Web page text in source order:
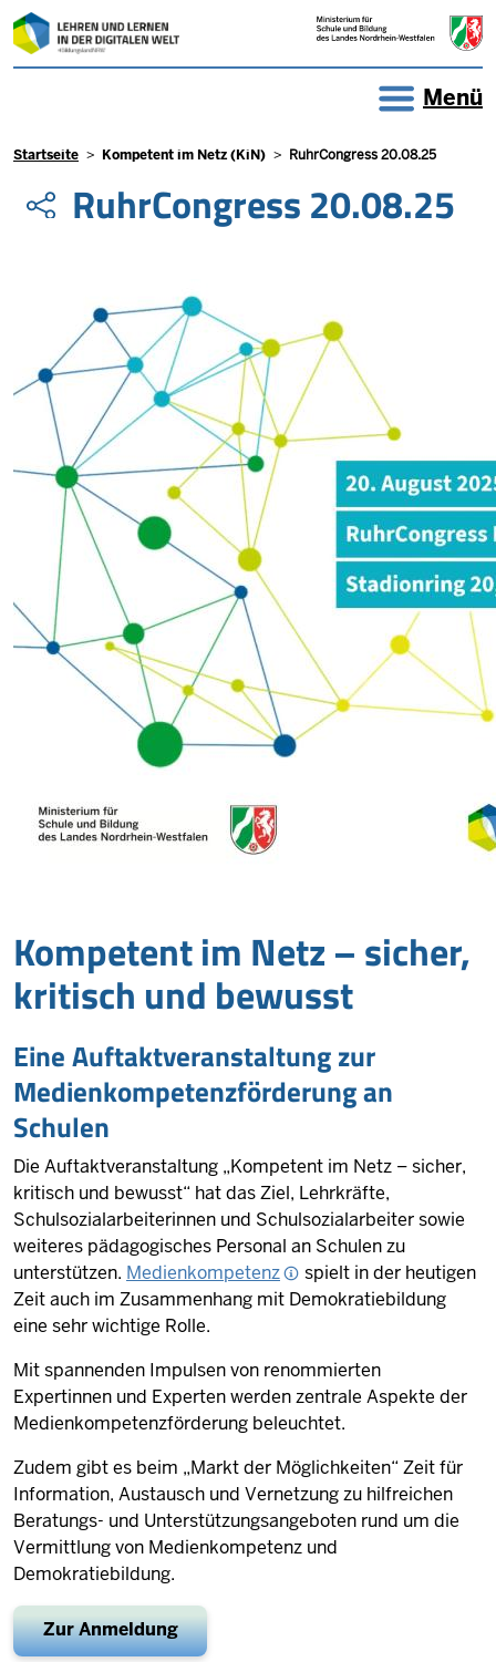
Direkt zum Inhalt
Menü
Pfadnavigation
Startseite Kompetent im Netz (KiN) RuhrCongress 20.08.25
RuhrCongress 20.08.25
Kom­petent im Netz – sicher,
kritisch und bewusst
Eine Auftaktveranstaltung zur
Medienkompetenzförderung an
Schulen
Die Auftaktveranstaltung „Kompetent im Netz – sicher,
kritisch und bewusst“ hat das Ziel, Lehrkräfte,
Schulsozialarbeiterinnen und Schulsozialarbeiter sowie
weiteres pädagogisches Personal an Schulen zu
unterstützen. Medienkompetenz
spielt in der heutigen
Zeit auch im Zusammenhang mit Demokratiebildung
eine sehr wichtige Rolle.
Mit spannenden Impulsen von renommierten
Expertinnen und Experten werden zentrale Aspekte der
Medienkompetenzförderung beleuchtet.
Zudem gibt es beim „Markt der Möglichkeiten“ Zeit für
Information, Austausch und Vernetzung zu hilfreichen
Beratungs- und Unterstützungsangeboten rund um die
Vermittlung von Medienkompetenz und
Demokratiebildung.
Zur Anmeldung